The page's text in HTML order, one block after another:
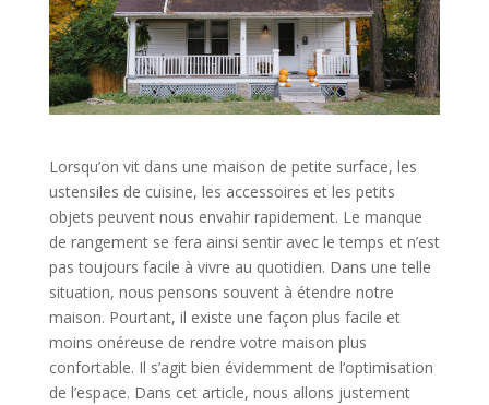
Lorsqu’on vit dans une maison de petite surface, les
ustensiles de cuisine, les accessoires et les petits
objets peuvent nous envahir rapidement. Le manque
de rangement se fera ainsi sentir avec le temps et n’est
pas toujours facile à vivre au quotidien. Dans une telle
situation, nous pensons souvent à étendre notre
maison. Pourtant, il existe une façon plus facile et
moins onéreuse de rendre votre maison plus
confortable. Il s’agit bien évidemment de l’optimisation
de l’espace. Dans cet article, nous allons justement